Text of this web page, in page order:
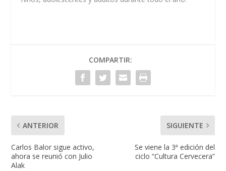
COMPARTIR:
ANTERIOR
Carlos Balor sigue activo,
ahora se reunió con Julio
Alak
SIGUIENTE
Se viene la 3ª edición del
ciclo “Cultura Cervecera”